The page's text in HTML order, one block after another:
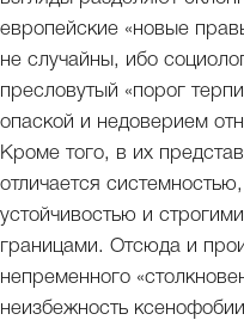
европейские «новые
не случайны, ибо
пресловутый «порог
опаской и недоверием
Кроме того, в их
отличается
устойчивостью и
границами. Отсюда и
непременного
неизбежность